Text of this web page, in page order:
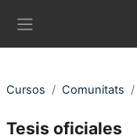
Cursos Comunitats
Tesis oficiales